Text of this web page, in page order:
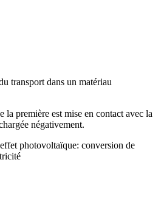
transport dans un matériau
la première est mise en contact avec la
négativement.